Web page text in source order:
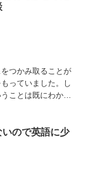
つかみ取ることが
っていました。し
ことは既にわかっ
ので英語に少